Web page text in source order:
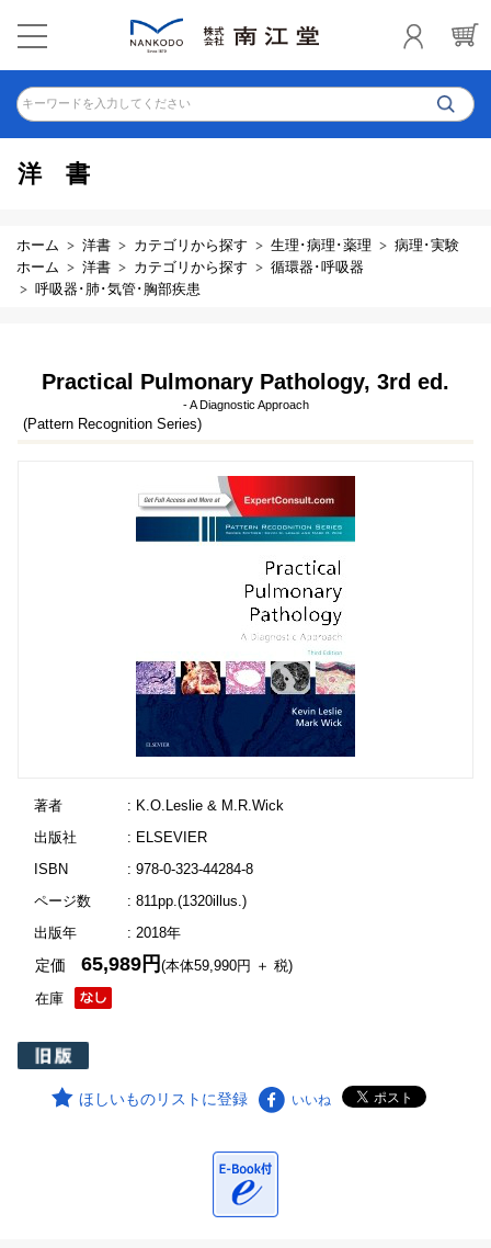
キーワードを入力してください
洋書
ホーム 洋書 カテゴリから探す 生理･病理･薬理
病理･実験
ホーム
洋書 カテゴリから探す
循環器･呼吸器
呼吸器･肺･気管･胸部疾患
Practical Pulmonary Pathology, 3rd ed.
- A Diagnostic Approach
(Pattern Recognition Series)
著者
: K.O.Leslie & M.R.Wick
出版社
: ELSEVIER
ISBN
: 978-0-323-44284-8
ページ数
: 811pp.(1320illus.)
出版年
: 2018年
在庫
定価65,989円(本体59,990円 ＋ 税)
ほしいものリストに登録 いいね